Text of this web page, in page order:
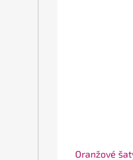
Oranžové